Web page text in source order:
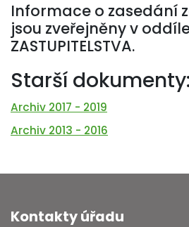
Informace o zasedání
jsou zveřejněny v oddíle
ZASTUPITELSTVA.
Starší dokumenty:
Archiv 2017 - 2019
Archiv 2013 - 2016
Kontakty úřadu